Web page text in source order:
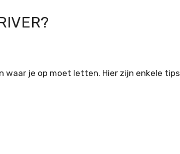
waar je op moet letten. Hier zijn enkele tips